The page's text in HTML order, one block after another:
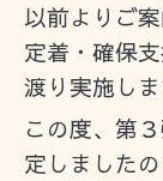
以前よりご
定着・確保
渡り実施しま
この度、第
定しました